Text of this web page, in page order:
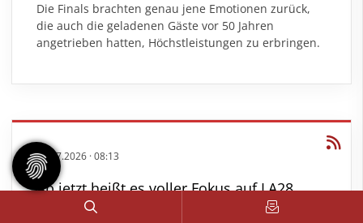
Die Finals brachten genau jene Emotionen zurück,
die auch die geladenen Gäste vor 50 Jahren
angetrieben hatten, Höchstleistungen zu erbringen.
28.07.2026 ·08:13
Ab jetzt heißt es voller Fokus auf LA28
Drei Tage mit Touren durch die Venues,